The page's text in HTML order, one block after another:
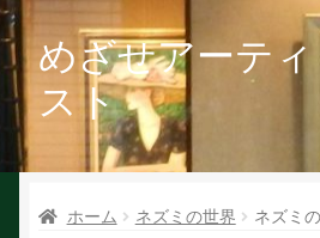
ナ
ビ
ゲ
ン
コ
ン
テ
ス
めざせアーティ
スト
Ｑ＆Ａ
お問い合せ
ホーム ネズミの世界 ネズミ